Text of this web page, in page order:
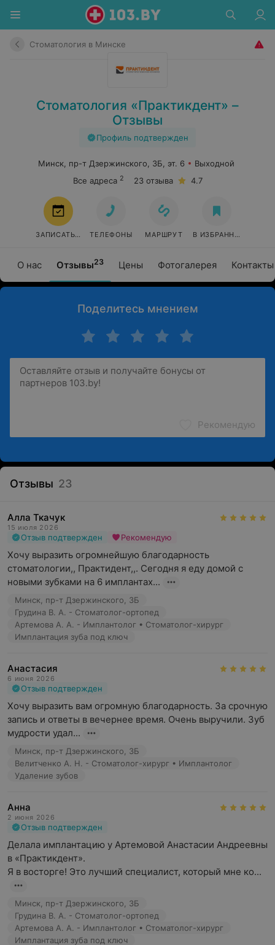
Стоматология в Минске
Стоматология «Практикдент» –
Отзывы
Профиль подтвержден
О нас Отзывы23 Цены Фотогалерея Контакты
Минск, пр-т Дзержинского, 3Б, эт. 6
Выходной
Все адреса 2 23 отзыва 4.7
ЗАПИСАТЬСЯ ТЕЛЕФОНЫ МАРШРУТ В ИЗБРАННОЕ
Поделитесь мнением
Рекомендую
Отзывы 23
Алла Ткачук
15 июля 2026
Отзыв подтвержден Рекомендую
Хочу выразить огромнейшую благодарность
стоматологии,, Практидент,,. Сегодня я еду домой с
новыми зубками на 6 имплантах...
Минск, пр-т Дзержинского, 3Б
Грудина В. А. - Стоматолог-ортопед
Артемова А. А. - Имплантолог • Стоматолог-хирург
Имплантация зуба под ключ
Анастасия
6 июня 2026
Отзыв подтвержден
Хочу выразить вам огромную благодарность. За срочную
запись и ответы в вечернее время. Очень выручили. Зуб
мудрости удал...
Минск, пр-т Дзержинского, 3Б
Велитченко А. Н. - Стоматолог-хирург • Имплантолог
Удаление зубов
Анна
2 июня 2026
Отзыв подтвержден
Делала имплантацию у Артемовой Анастасии Андреевны
в «Практикдент».
Я в восторге! Это лучший специалист, который мне ко...
Минск, пр-т Дзержинского, 3Б
Грудина В. А. - Стоматолог-ортопед
Артемова А. А. - Имплантолог • Стоматолог-хирург
Имплантация зуба под ключ